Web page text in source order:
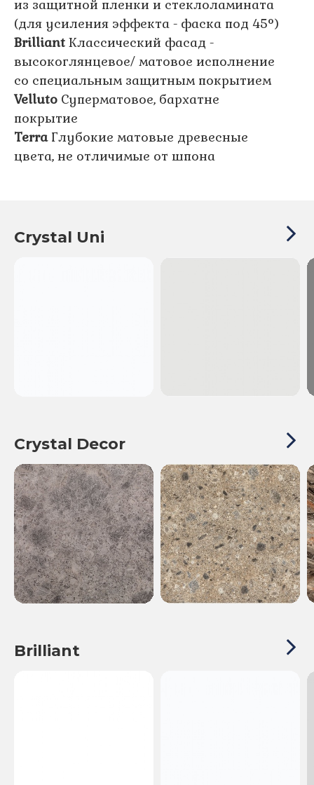
из защитной пленки и стеклоламината
(для усиления эффекта - фаска под 45°)
Brilliant Классический фасад -
высокоглянцевое/ матовое исполнение
со специальным защитным покрытием
Velluto Суперматовое, бархатне
покрытие
TerraГлубокие матовые древесные
цвета, не отличимые от шпона
Crystal Uni
Crystal Decor
Brilliant